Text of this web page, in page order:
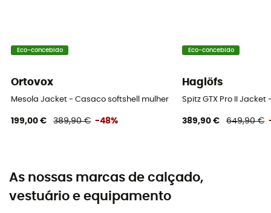
Eco-concebido
Ortovox
Mesola Jacket - Casaco softshell mulher
199,00 € 389,90 € -48%
Eco-concebido
Haglöfs
Spitz GTX Pro II
389,90 € 649,90 €
As nossas marcas de calçado,
vestuário e equipamento